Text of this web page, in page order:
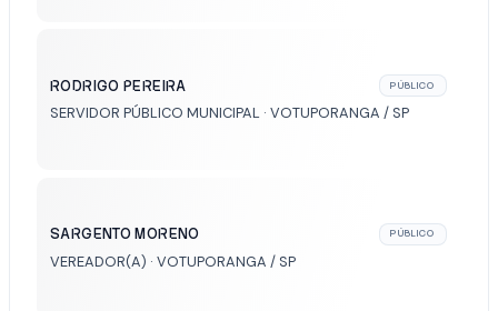
RODRIGO PEREIRA PÚBLICO
SERVIDOR PÚBLICO MUNICIPAL · VOTUPORANGA / SP
SARGENTO MORENO PÚBLICO
VEREADOR(A) · VOTUPORANGA / SP